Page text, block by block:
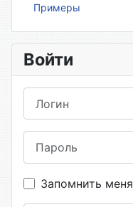
Примеры
Войти
Запомнить меня